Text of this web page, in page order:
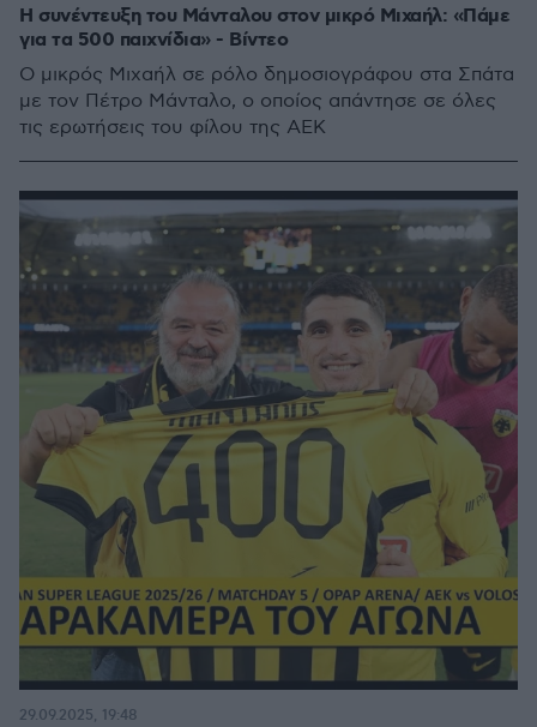
Η συνέντευξη του Μάνταλου στον μικρό Μιχαήλ: «Πάμε
για τα 500 παιχνίδια» - Βίντεο
Ο μικρός Μιχαήλ σε ρόλο δημοσιογράφου στα Σπάτα
με τον Πέτρο Μάνταλο, ο οποίος απάντησε σε όλες
τις ερωτήσεις του φίλου της ΑΕΚ
29.09.2025, 19:48